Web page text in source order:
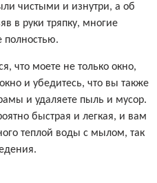
чистыми и изнутри, а об
в руки тряпку, многие
что моете не только окно,
и убедитесь, что вы также
и удаляете пыль и мусор.
быстрая и легкая, и вам
теплой воды с мылом, так